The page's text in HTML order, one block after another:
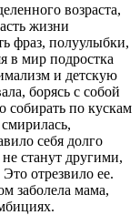
возраста,
жизни
фраз, полуулыбки,
в мир подростка
и детскую
борясь с собой
собирать по кускам
себя долго
станут другими,
отрезвило ее.
заболела мама,